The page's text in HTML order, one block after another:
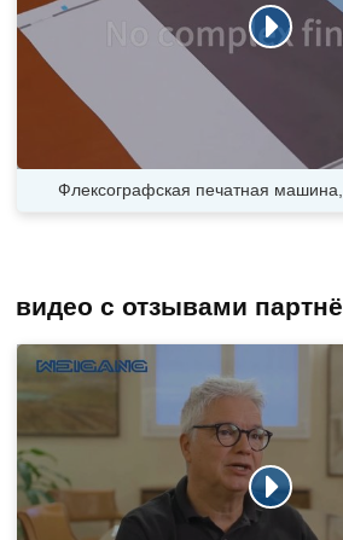
Флексографская печатная
видео с отзывами